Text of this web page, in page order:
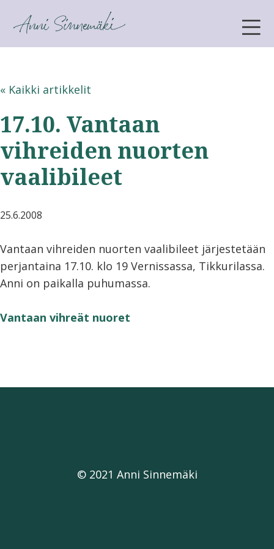
ANNI SINNEMÄKI
« Kaikki artikkelit
17.10. Vantaan
vihreiden nuorten
vaalibileet
25.6.2008
Vantaan vihreiden nuorten vaalibileet järjestetään
perjantaina 17.10. klo 19 Vernissassa, Tikkurilassa.
Anni on paikalla puhumassa.
Vantaan vihreät nuoret
© 2021 Anni Sinnemäki